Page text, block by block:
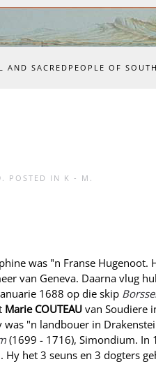
AND SACRED PEOPLE OF
. POSTED IN K - M .
was "n Franse Hugenoot.
van Geneva. Daarna vlug
1688 op die skip
Marie COUTEAU van Soudiere
"n landbouer in
(1699 - 1716), Simondium. In
het 3 seuns en 3 dogters